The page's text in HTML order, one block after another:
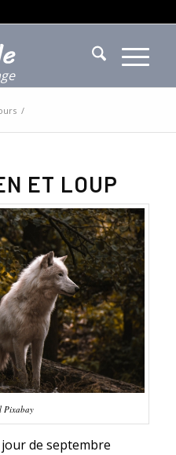
/
ET LOUP
Pixabay
de septembre